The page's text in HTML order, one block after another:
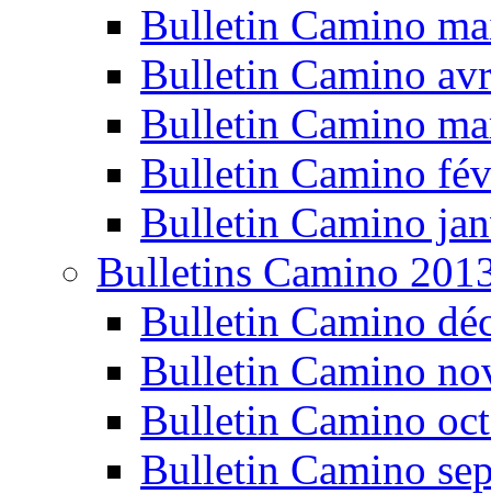
Bulletin Camino
Bulletin Camino
Bulletin Camino
Bulletin Camino
Bulletin Camino
Bulletins Camino
Bulletin Camino
Bulletin Camino
Bulletin Camino
Bulletin Camino